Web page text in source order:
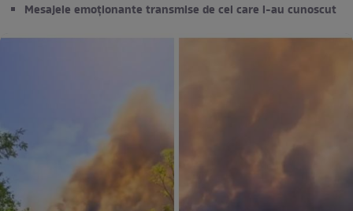
Mesajele emoționante transmise de cei care l-au cunoscut